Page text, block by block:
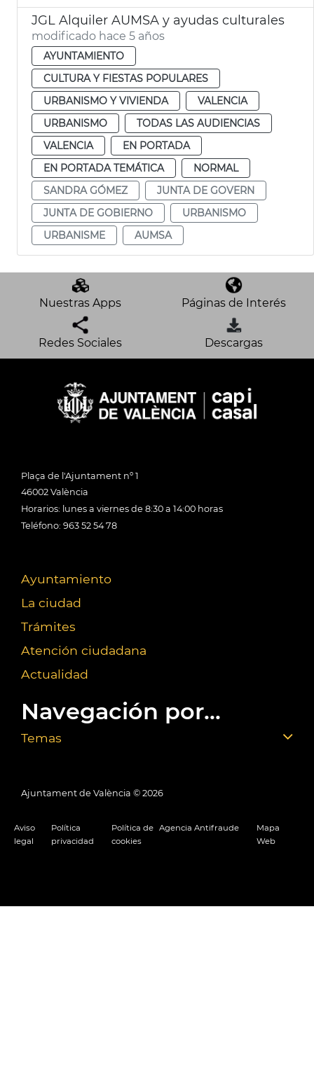
JGL Alquiler AUMSA y ayudas culturales
modificado hace 5 años
AYUNTAMIENTO
CULTURA Y FIESTAS POPULARES
URBANISMO Y VIVIENDA
VALENCIA
URBANISMO
TODAS LAS AUDIENCIAS
VALENCIA
EN PORTADA
EN PORTADA TEMÁTICA
NORMAL
SANDRA GÓMEZ
JUNTA DE GOVERN
JUNTA DE GOBIERNO
URBANISMO
URBANISME
AUMSA
Nuestras Apps Páginas de Interés
Redes Sociales Descargas
Plaça de l'Ajuntament nº 1
46002 València
Horarios: lunes a viernes de 8:30 a 14:00 horas
Teléfono: 963 52 54 78
Ayuntamiento
La ciudad
Trámites
Atención ciudadana
Actualidad
Navegación por...
Temas
Ajuntament de València © 2026
Aviso
legal
Política
privacidad
Política de
cookies
Agencia Antifraude
Mapa
Web